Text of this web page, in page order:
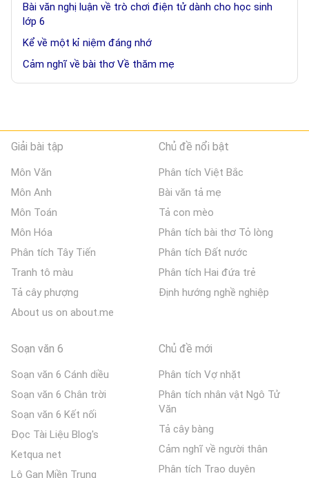
Bài văn nghị luận về trò chơi điện tử dành cho học sinh
lớp 6
Kể về một kỉ niệm đáng nhớ
Cảm nghĩ về bài thơ Về thăm mẹ
Giải bài tập
Môn Văn
Môn Anh
Môn Toán
Môn Hóa
Phân tích Tây Tiến
Tranh tô màu
Tả cây phượng
About us on about.me
Chủ đề nổi bật
Phân tích Việt Bắc
Bài văn tả mẹ
Tả con mèo
Phân tích bài thơ Tỏ lòng
Phân tích Đất nước
Phân tích Hai đứa trẻ
Định hướng nghề nghiệp
Soạn văn 6
Soạn văn 6 Cánh diều
Soạn văn 6 Chân trời
Soạn văn 6 Kết nối
Đọc Tài Liệu Blog's
Ketqua net
Lô Gan Miền Trung
Chủ đề mới
Phân tích Vợ nhặt
Phân tích nhân vật Ngô Tử
Văn
Tả cây bàng
Cảm nghĩ về người thân
Phân tích Trao duyên